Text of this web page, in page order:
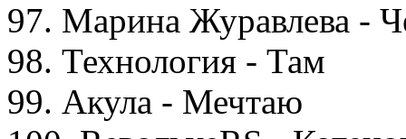
97. Марина Журавлева -
98. Технология - Там
99. Акула - Мечтаю